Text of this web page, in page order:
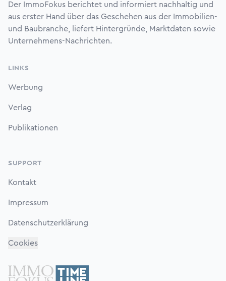
Der ImmoFokus berichtet und informiert nachhaltig und
aus erster Hand über das Geschehen aus der Immobilien-
und Baubranche, liefert Hintergründe, Marktdaten sowie
Unternehmens-Nachrichten.
LINKS
Werbung
Verlag
Publikationen
SUPPORT
Kontakt
Impressum
Datenschutzerklärung
Cookies